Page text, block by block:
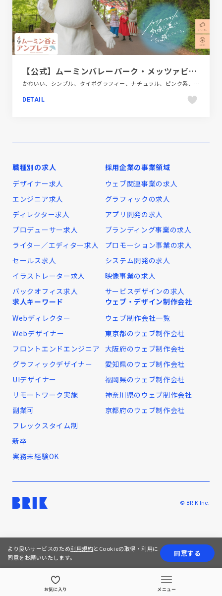
お気に入り メニュー
【公式】ムーミンバレーパーク・メッツァビレッジ｜metsa（メッツァ）
かわいい、シンプル、タイポグラフィー、ナチュラル、ピンク系、フラットデザイン、ブラウン系、ベージュ・ゴールド系、ホワイト系、ポップ、商業施設・レジャー、大きめ写真、施設・店舗サイト
DETAIL
職種別の求人
デザイナー求人
エンジニア求人
ディレクター求人
プロデューサー求人
ライター／エディター求人
セールス求人
イラストレーター求人
バックオフィス求人
採用企業の事業領域
ウェブ関連事業の求人
グラフィックの求人
アプリ開発の求人
ブランディング事業の求人
プロモーション事業の求人
システム開発の求人
映像事業の求人
サービスデザインの求人
求人キーワード
Webディレクター
Webデザイナー
フロントエンドエンジニア
グラフィックデザイナー
UIデザイナー
リモートワーク実施
副業可
フレックスタイム制
新卒
実務未経験OK
ウェブ・デザイン制作会社
ウェブ制作会社一覧
東京都のウェブ制作会社
大阪府のウェブ制作会社
愛知県のウェブ制作会社
福岡県のウェブ制作会社
神奈川県のウェブ制作会社
京都府のウェブ制作会社
© BRIK Inc.
より良いサービスのため利用規約とCookieの取得・利用に
同意をお願いいたします。
同意する